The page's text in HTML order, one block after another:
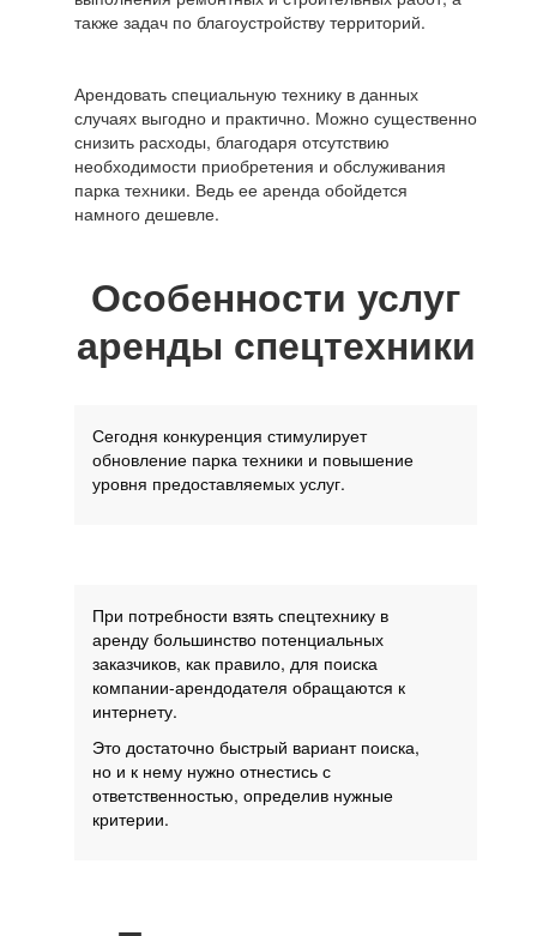
также задач по благоустройству территорий.
Арендовать специальную технику в данных
случаях выгодно и практично. Можно существенно
снизить расходы, благодаря отсутствию
необходимости приобретения и обслуживания
парка техники. Ведь ее аренда обойдется
намного дешевле.
Особенности услуг
аренды спецтехники
Сегодня конкуренция стимулирует
обновление парка техники и повышение
уровня предоставляемых услуг.
При потребности взять спецтехнику в
аренду большинство потенциальных
заказчиков, как правило, для поиска
компании-арендодателя обращаются к
интернету.
Это достаточно быстрый вариант поиска,
но и к нему нужно отнестись с
ответственностью, определив нужные
критерии.